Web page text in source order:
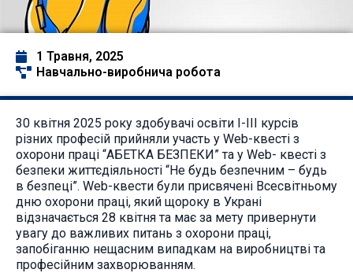
1 Травня, 2025
Навчально-виробнича робота
30 квітня 2025 року здобувачі освіти І-ІІІ курсів
різних професій прийняли участь у Web-квесті з
охорони праці “АБЕТКА БЕЗПЕКИ” та у Web- квесті з
безпеки життєдіяльності “Не будь безпечним – будь
в безпеці”. Web-квести були присвячені Всесвітньому
дню охорони праці, який щороку в Украні
відзначається 28 квітня та має за мету привернути
увагу до важливих питань з охорони праці,
запобіганню нещасним випадкам на виробництві та
професійним захворюванням.